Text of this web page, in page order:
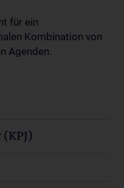
für ein
Kombination von
Agenden.